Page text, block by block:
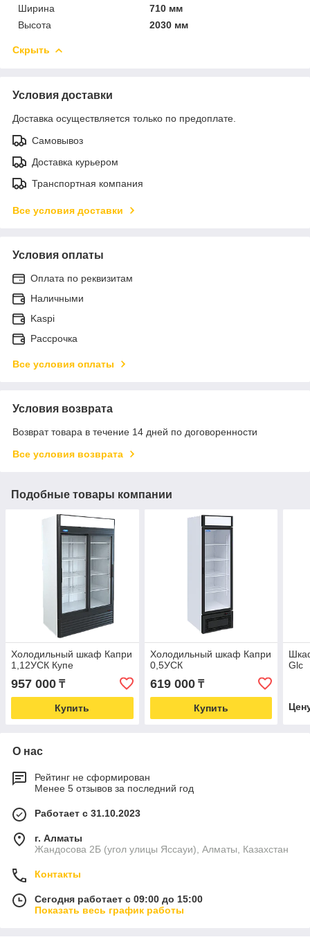
Ширина
710 мм
Высота
2030 мм
Скрыть
Условия доставки
Доставка осуществляется только по предоплате.
Самовывоз
Доставка курьером
Транспортная компания
Все условия доставки
Условия оплаты
Оплата по реквизитам
Наличными
Kaspi
Рассрочка
Все условия оплаты
Условия возврата
Возврат товара в течение 14 дней по договоренности
Все условия возврата
Подобные товары компании
Холодильный шкаф Капри
1,12УСК Купе
957 000 ₸
Купить
Холодильный шкаф Капри
0,5УСК
619 000₸
Купить
Glc
О нас
Рейтинг не сформирован
Менее 5 отзывов за последний год
Работает с 31.10.2023
г. Алматы
Жандосова 2Б (угол улицы Яссауи), Алматы, Казахстан
Контакты
Сегодня работает с 09:00 до 15:00
Показать весь график работы